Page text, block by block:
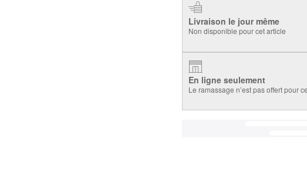
Livraison le jour même
Non disponible pour cet article
En ligne seulement
Le ramassage n’est pas offert pour